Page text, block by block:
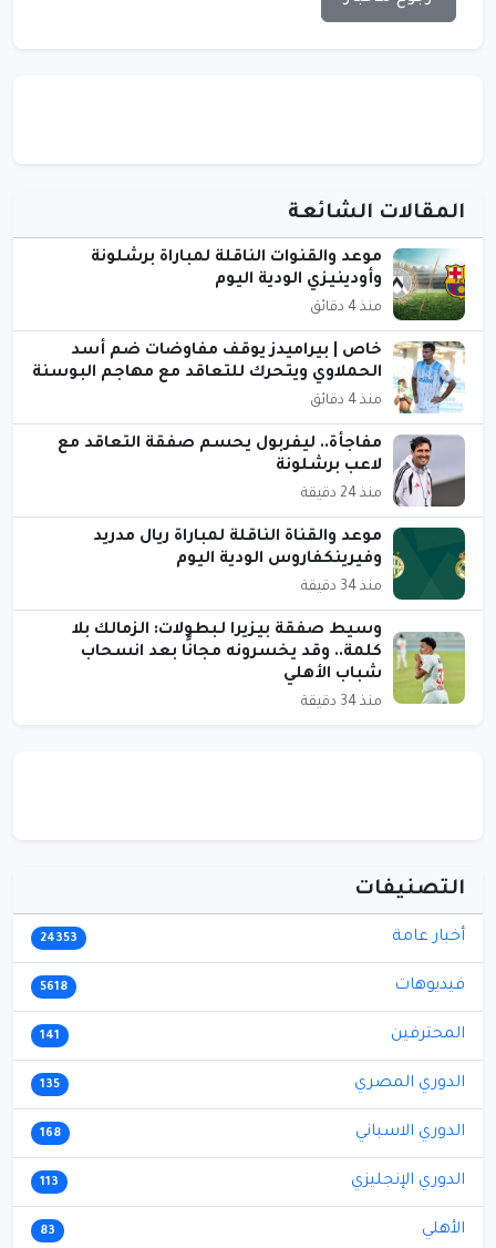
المقالات الشائعة
موعد والقنوات الناقلة لمباراة برشلونة
وأودينيزي الودية اليوم
منذ 4 دقائق
خاص | بيراميدز يوقف مفاوضات ضم أسد
الحملاوي ويتحرك للتعاقد مع مهاجم البوسنة
منذ 4 دقائق
مفاجأة.. ليفربول يحسم صفقة التعاقد مع
لاعب برشلونة
منذ 24 دقيقة
موعد والقناة الناقلة لمباراة ريال مدريد
وفيرينكفاروس الودية اليوم
منذ 34 دقيقة
وسيط صفقة بيزيرا لـبطولات: الزمالك بلا
كلمة.. وقد يخسرونه مجانًا بعد انسحاب
شباب الأهلي
منذ 34 دقيقة
التصنيفات
أخبار عامة 24353
فيديوهات 5618
المحترفين 141
الدوري المصري 135
الدوري الاسباني 168
الدوري الإنجليزي 113
الأهلي 83